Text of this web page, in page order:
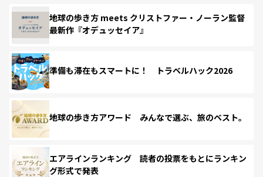
地球の歩き方 meets クリストファー・ノーラン監督
最新作『オデュッセイア』
準備も滞在もスマートに！ トラベルハック2026
地球の歩き方アワード みんなで選ぶ、旅のベスト。
エアラインランキング 読者の投票をもとにランキン
グ形式で発表